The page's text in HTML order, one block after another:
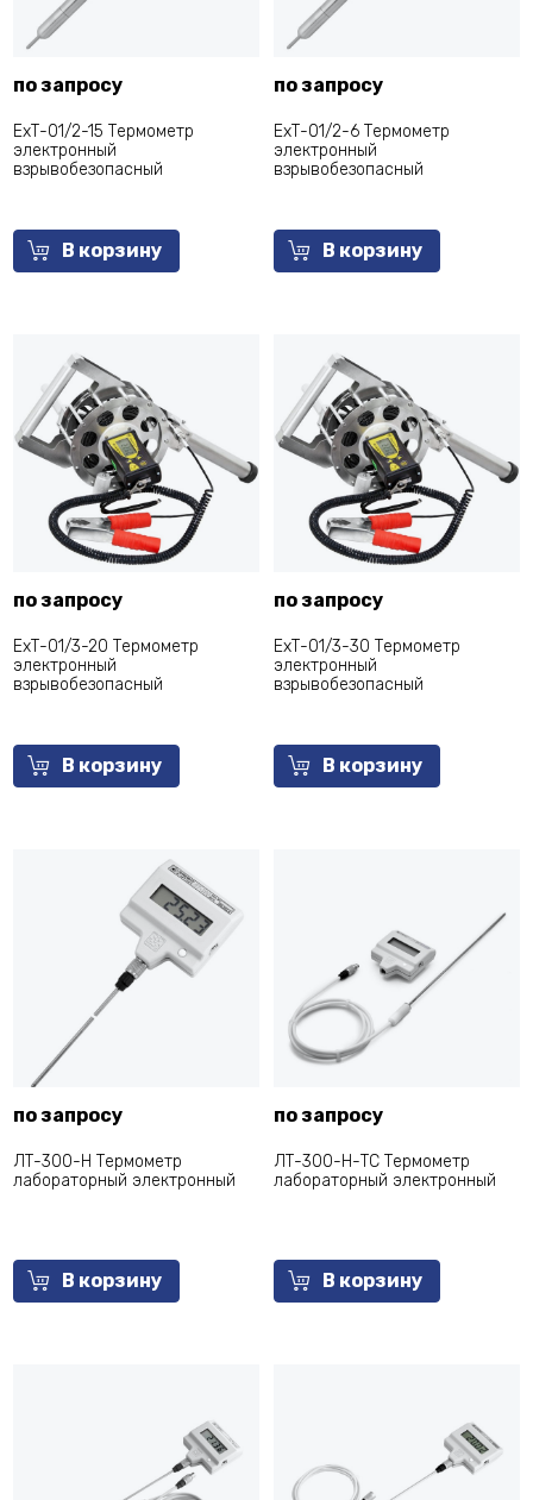
по запросу
ЕхТ-01/2-15 Термометр
электронный
взрывобезопасный
В корзину
по запросу
ЕхТ-01/2-6 Термометр
электронный
взрывобезопасный
В корзину
по запросу
ЕхТ-01/3-20 Термометр
электронный
взрывобезопасный
В корзину
по запросу
ЕхТ-01/3-30 Термометр
электронный
взрывобезопасный
В корзину
по запросу
ЛТ-300-Н Термометр
лабораторный электронный
В корзину
по запросу
ЛТ-300-Н-ТС Термометр
лабораторный электронный
В корзину